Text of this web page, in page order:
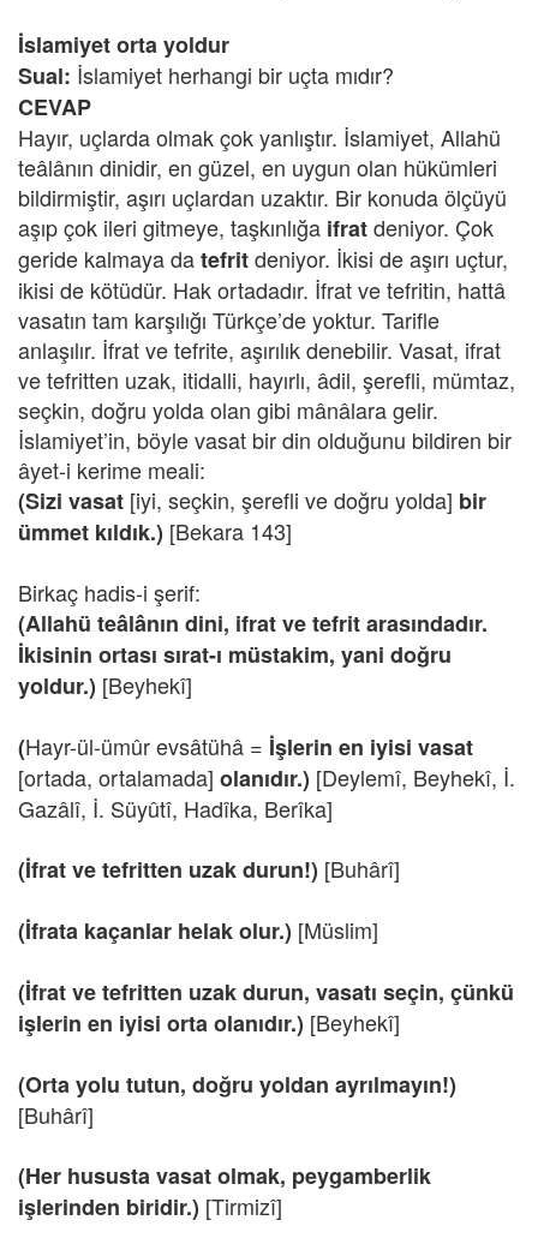
İslamiyet orta yoldur
Sual: İslamiyet herhangi bir uçta mıdır?
CEVAP
Hayır, uçlarda olmak çok yanlıştır. İslamiyet, Allahü
teâlânın dinidir, en güzel, en uygun olan hükümleri
bildirmiştir, aşırı uçlardan uzaktır. Bir konuda ölçüyü
aşıp çok ileri gitmeye, taşkınlığa ifratdeniyor. Çok
geride kalmaya datefritdeniyor. İkisi de aşırı uçtur,
ikisi de kötüdür. Hak ortadadır. İfrat ve tefritin, hattâ
vasatın tam karşılığı Türkçe’de yoktur. Tarifle
anlaşılır. İfrat ve tefrite, aşırılık denebilir. Vasat, ifrat
ve tefritten uzak, itidalli, hayırlı, âdil, şerefli, mümtaz,
seçkin, doğru yolda olan gibi mânâlara gelir.
İslamiyet’in, böyle vasat bir din olduğunu bildiren bir
âyet-i kerime meali:
(Sizi vasat [iyi, seçkin, şerefli ve doğru yolda] bir
ümmet kıldık.) [Bekara 143]
Birkaç hadis-i şerif:
(Allahü teâlânın dini, ifrat ve tefrit arasındadır.
İkisinin ortası sırat-ı müstakim, yani doğru
yoldur.) [Beyhekî]
(Hayr-ül-ümûr evsâtühâ = İşlerin en iyisi vasat
[ortada, ortalamada] olanıdır.) [Deylemî, Beyhekî, İ.
Gazâlî, İ. Süyûtî, Hadîka, Berîka]
(İfrat ve tefritten uzak durun!) [Buhârî]
(İfrata kaçanlar helak olur.) [Müslim]
(İfrat ve tefritten uzak durun, vasatı seçin, çünkü
işlerin en iyisi orta olanıdır.) [Beyhekî]
(Orta yolu tutun, doğru yoldan ayrılmayın!)
[Buhârî]
(Her hususta vasat olmak, peygamberlik
işlerinden biridir.) [Tirmizî]